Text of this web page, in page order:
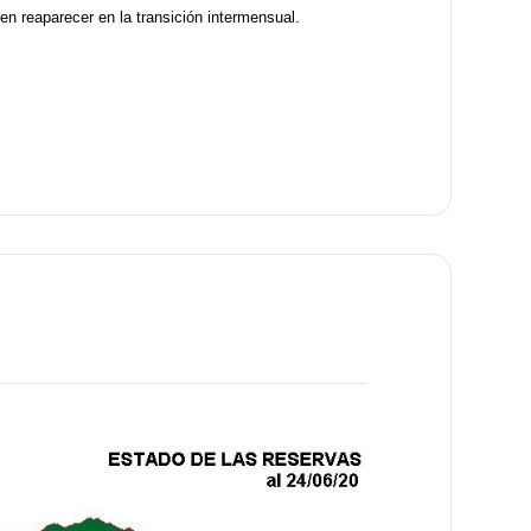
reaparecer en la transición intermensual.